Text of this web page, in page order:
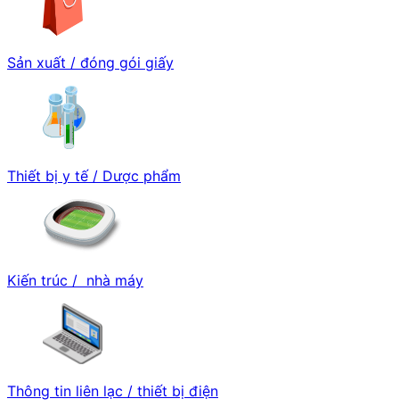
Sản xuất / đóng gói giấy
Thiết bị y tế / Dược phẩm
Kiến trúc / nhà máy
Thông tin liên lạc / thiết bị điện